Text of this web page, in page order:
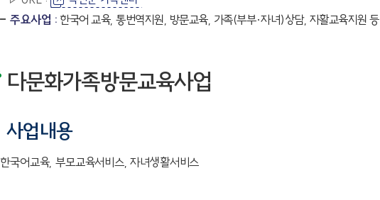
주요사업 : 한국어 교육, 통번역지원, 방문교육, 가족(부부·자녀)상담, 자활교육지원 등
다문화가족방문교육사업
사업내용
한국어교육, 부모교육서비스, 자녀생활서비스